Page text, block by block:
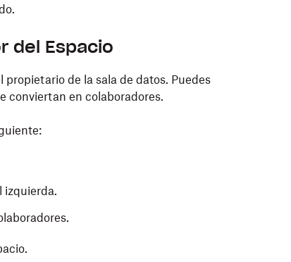
del Espacio
de la sala de datos. Puedes
conviertan en colaboradores.
izquierda.